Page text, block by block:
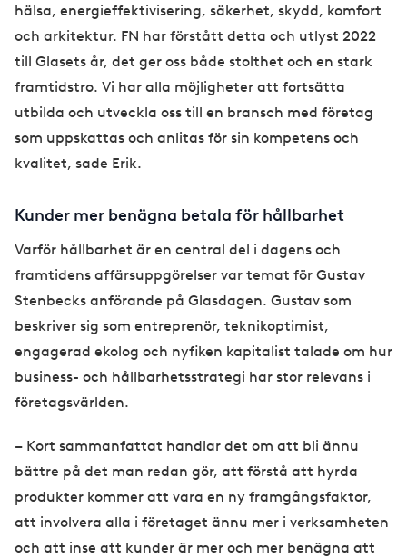
hälsa, energieffektivisering, säkerhet, skydd, komfort
och arkitektur. FN har förstått detta och utlyst 2022
till Glasets år, det ger oss både stolthet och en stark
framtidstro. Vi har alla möjligheter att fortsätta
utbilda och utveckla oss till en bransch med företag
som uppskattas och anlitas för sin kompetens och
kvalitet, sade Erik.
Kunder mer benägna betala för hållbarhet
Varför hållbarhet är en central del i dagens och
framtidens affärsuppgörelser var temat för Gustav
Stenbecks anförande på Glasdagen. Gustav som
beskriver sig som entreprenör, teknikoptimist,
engagerad ekolog och nyfiken kapitalist talade om hur
business- och hållbarhetsstrategi har stor relevans i
företagsvärlden.
– Kort sammanfattat handlar det om att bli ännu
bättre på det man redan gör, att förstå att hyrda
produkter kommer att vara en ny framgångsfaktor,
att involvera alla i företaget ännu mer i verksamheten
och att inse att kunder är mer och mer benägna att